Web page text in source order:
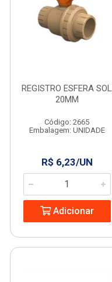
REGISTRO ESFERA SOL
20MM
Código: 2665
Embalagem: UNIDADE
R$ 6,23/UN
Adicionar